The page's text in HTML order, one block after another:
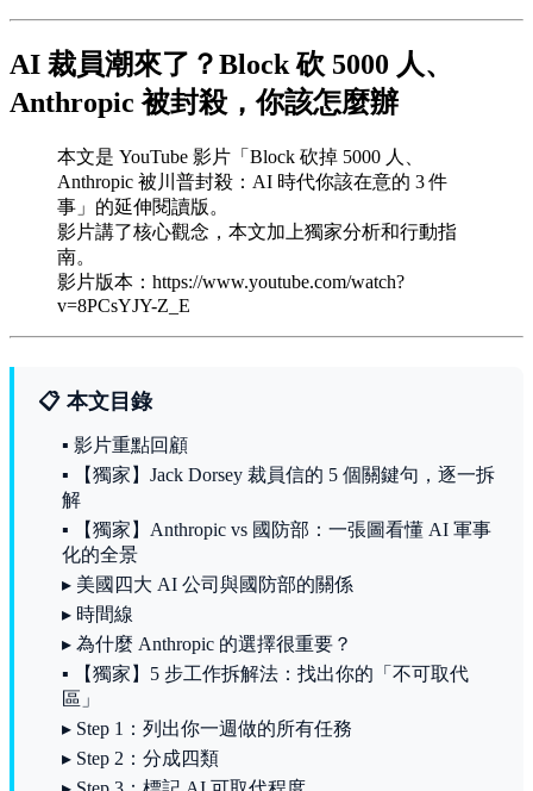
AI 裁員潮來了？Block 砍 5000 人、
Anthropic 被封殺，你該怎麼辦
本文是 YouTube 影片「Block 砍掉 5000 人、
Anthropic 被川普封殺：AI 時代你該在意的 3 件
事」的延伸閱讀版。
影片講了核心觀念，本文加上獨家分析和行動指
南。
影片版本：https://www.youtube.com/watch?
v=8PCsYJY-Z_E
📋 本文目錄
▪ 影片重點回顧
▪ 【獨家】Jack Dorsey 裁員信的 5 個關鍵句，逐一拆
解
▪ 【獨家】Anthropic vs 國防部：一張圖看懂 AI 軍事
化的全景
▸ 美國四大 AI 公司與國防部的關係
▸ 時間線
▸ 為什麼 Anthropic 的選擇很重要？
▪ 【獨家】5 步工作拆解法：找出你的「不可取代
區」
▸ Step 1：列出你一週做的所有任務
▸ Step 2：分成四類